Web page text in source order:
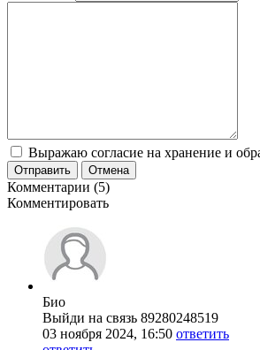
Выражаю согласие на хранение и
Отправить Отмена
Комментарии (5)
Комментировать
Био
Выйди на связь 89280248519
03 ноября 2024, 16:50 ответить